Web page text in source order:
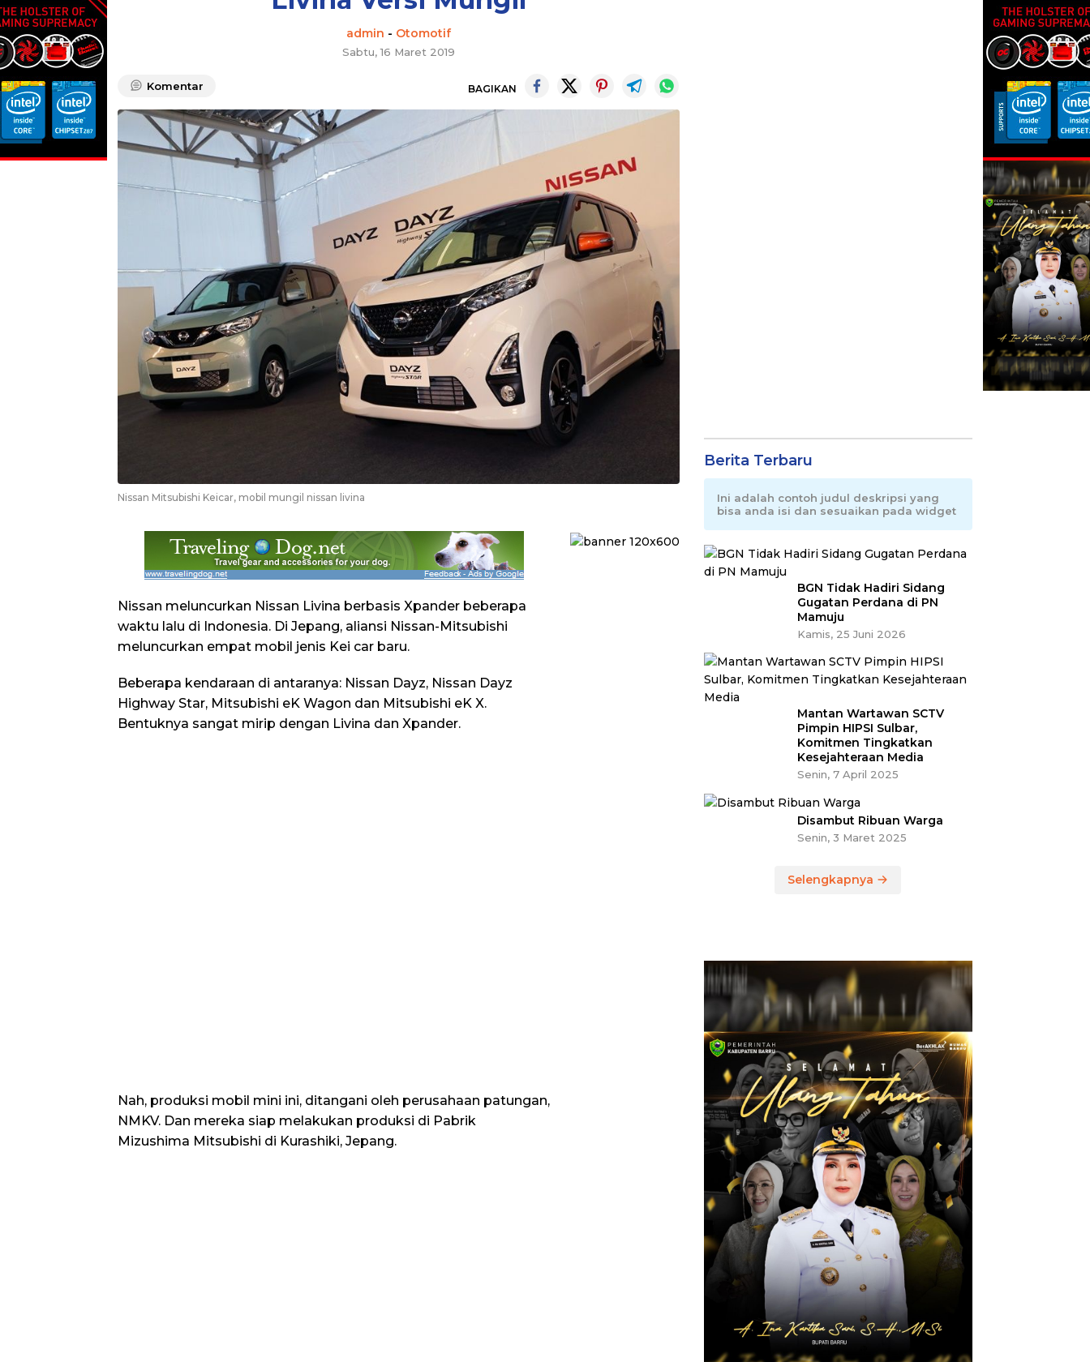
admin - Otomotif
Sabtu, 16 Maret 2019
Komentar BAGIKAN
Nissan Mitsubishi Keicar, mobil mungil nissan livina
Nissan meluncurkan Nissan Livina berbasis Xpander beberapa
waktu lalu di Indonesia. Di Jepang, aliansi Nissan-Mitsubishi
meluncurkan empat mobil jenis Kei car baru.
Beberapa kendaraan di antaranya: Nissan Dayz, Nissan Dayz
Highway Star, Mitsubishi eK Wagon dan Mitsubishi eK X.
Bentuknya sangat mirip dengan Livina dan Xpander.
Nah, produksi mobil mini ini, ditangani oleh perusahaan patungan,
NMKV. Dan mereka siap melakukan produksi di Pabrik
Mizushima Mitsubishi di Kurashiki, Jepang.
Berita Terbaru
Ini adalah contoh judul deskripsi yang
bisa anda isi dan sesuaikan pada widget
BGN Tidak Hadiri Sidang
Gugatan Perdana di PN
Mamuju
Kamis, 25 Juni 2026
Mantan Wartawan SCTV
Pimpin HIPSI Sulbar,
Komitmen Tingkatkan
Kesejahteraan Media
Senin, 7 April 2025
Disambut Ribuan Warga
Senin, 3 Maret 2025
Selengkapnya